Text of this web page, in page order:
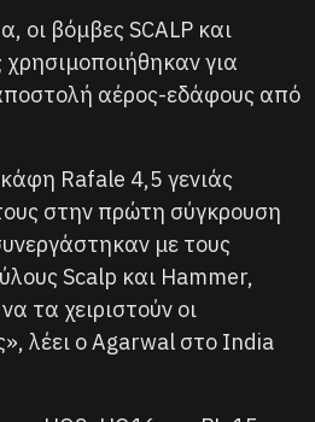
οι βόμβες SCALP και
για
αέρος-εδάφους από
Rafale 4,5 γενιάς
στην πρώτη σύγκρουση
με τους
Scalp και Hammer,
τα χειριστούν οι
λέει ο Agarwal στο India